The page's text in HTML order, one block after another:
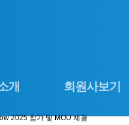
개 회원사보기
2025 참가 및 MOU 체결